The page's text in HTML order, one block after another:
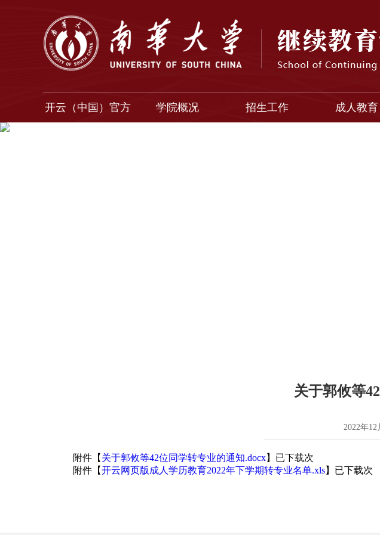
开云（中国）官方 学院概况 招生工作 成人教育
关于郭攸等
2022年
附件【 关于郭攸等42位同学转专业的通知.docx】已下载次
附件【开云网页版成人学历教育2022年下学期转专业名单.xls】已下载次